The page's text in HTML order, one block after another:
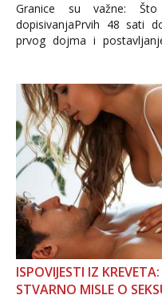
Granice su važne:
dopisivanjaPrvih 48 sati
prvog dojma i
Važno je izbjeći
informacija, jer
povjerenje. Takođe...
ISPOVIJESTI IZ
STVARNO MISLE O